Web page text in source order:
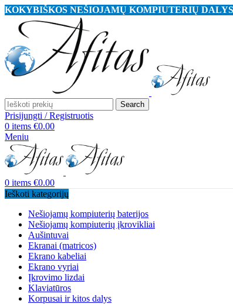
KOKYBIŠKOS NEŠIOJAMŲ KOMPIUTERIŲ DALYS
Search
Prisijungti / Registruotis
0 items €0.00
Meniu
0 items €0.00
Ieškoti kategorijų
Nešiojamų kompiuterių baterijos
Nešiojamų kompiuterių įkrovikliai
Aušintuvai
Ekranai (matricos)
Ekrano kabeliai
Ekrano vyriai
Įkrovimo lizdai
Klaviatūros
Korpusai ir kitos dalys